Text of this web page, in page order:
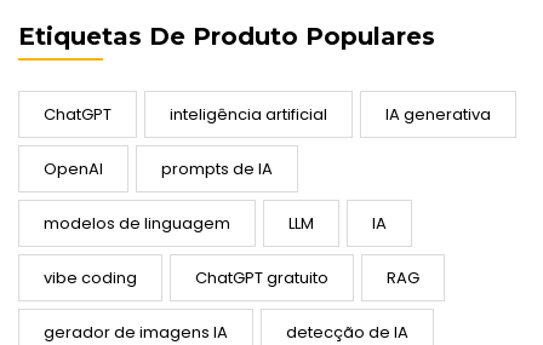
Etiquetas De Produto Populares
ChatGPT inteligência artificial IA generativa
OpenAI prompts de IA
modelos de linguagem LLM IA
vibe coding ChatGPT gratuito RAG
gerador de imagens IA detecção de IA